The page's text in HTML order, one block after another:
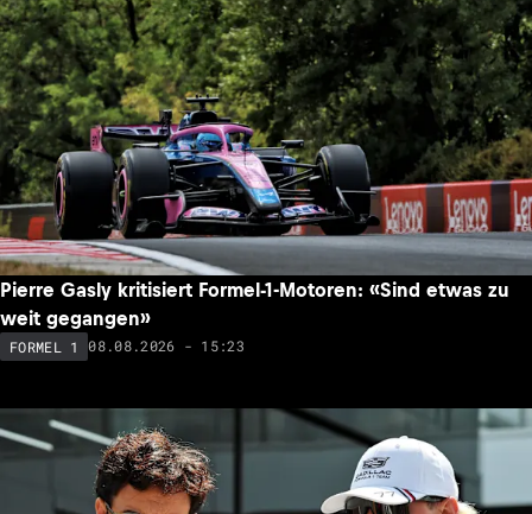
Pierre Gasly kritisiert Formel-1-Motoren: «Sind etwas zu
weit gegangen»
FORMEL 1 08.08.2026 - 15:23